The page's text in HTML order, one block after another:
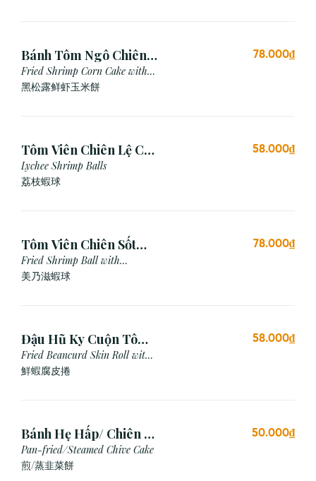
Bánh Tôm Ngô Chiên
Nấm Truffle (3 viên)
Fried Shrimp Corn Cake with
Truffle
黑松露鲜虾玉米餅
78.000₫
Tôm Viên Chiên Lệ Chi
(3 viên)
Lychee Shrimp Balls
荔枝蝦球
58.000₫
Tôm Viên Chiên Sốt
Mayonnaise (3 viên)
Fried Shrimp Ball with
Mayonnaise Sauce
美乃滋蝦球
78.000₫
Đậu Hũ Ky Cuộn Tôm
Chiên (3 cái)
Fried Beancurd Skin Roll with
Shrimp
鮮蝦腐皮捲
58.000₫
Bánh Hẹ Hấp/ Chiên (3
Cái)
Pan-fried/Steamed Chive Cake
煎/蒸韭菜餅
50.000₫